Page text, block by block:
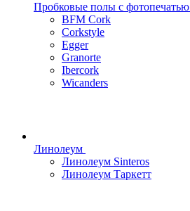
Пробковые полы с фотопечатью
BFM Cork
Corkstyle
Egger
Granorte
Ibercork
Wicanders
Линолеум
Линолеум Sinteros
Линолеум Таркетт